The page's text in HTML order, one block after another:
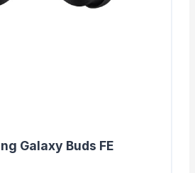
Galaxy Buds FE